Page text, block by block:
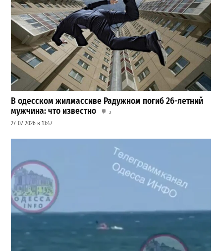
В одесском жилмассиве Радужном погиб 26-летний
мужчина: что известно
3
27-07-2026 в 13:47